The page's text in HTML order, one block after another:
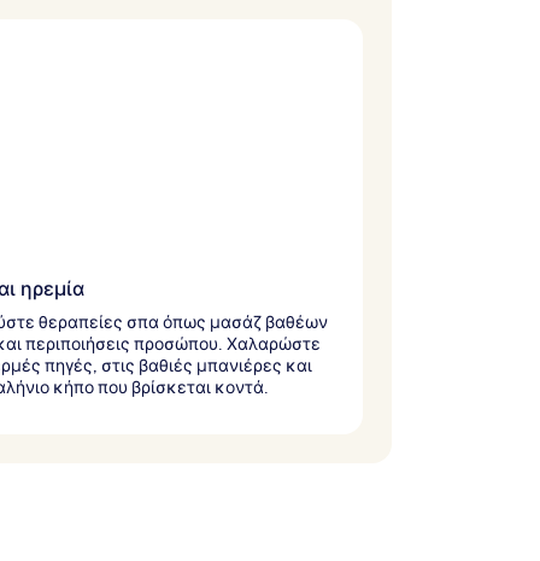
ηρεμία
θεραπείες σπα όπως μασάζ βαθέων
περιποιήσεις προσώπου. Χαλαρώστε
πηγές, στις βαθιές μπανιέρες και
κήπο που βρίσκεται κοντά.